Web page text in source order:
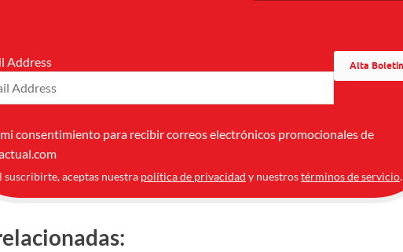
Address
consentimiento para recibir correos electrónicos promocionales de
suscribirte, aceptas nuestra política de privacidad y nuestrostérminos de servicio.